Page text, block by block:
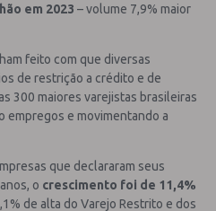
em 2023 – volume 7,9% maior
feito com que diversas
de restrição a crédito e de
300 maiores varejistas brasileiras
empregos e movimentando a
que declararam seus
o crescimento foi de 11,4%
de alta do Varejo Restrito e dos